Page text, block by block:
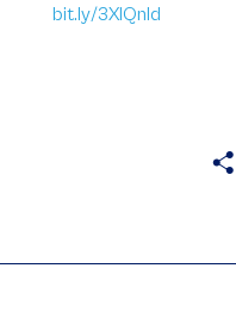
bit.ly/3XIQnId